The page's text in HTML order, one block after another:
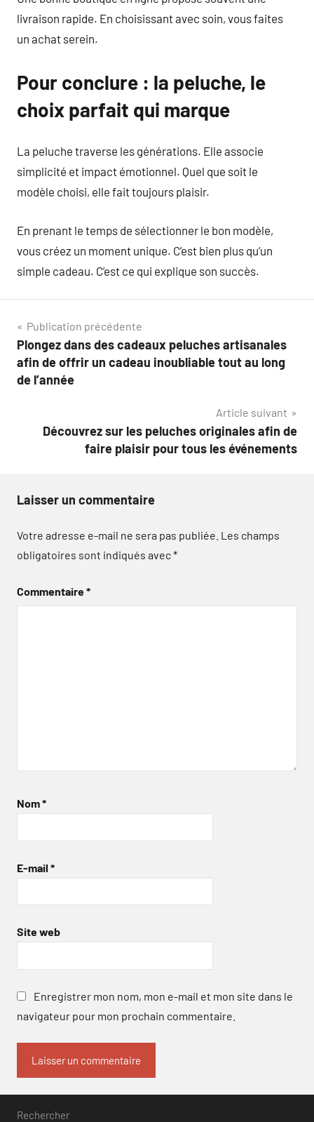
livraison rapide. En choisissant avec soin, vous faites
un achat serein.
Pour conclure : la peluche, le
choix parfait qui marque
La peluche traverse les générations. Elle associe
simplicité et impact émotionnel. Quel que soit le
modèle choisi, elle fait toujours plaisir.
En prenant le temps de sélectionner le bon modèle,
vous créez un moment unique. C’est bien plus qu’un
simple cadeau. C’est ce qui explique son succès.
Navigation
de
l’article
Publication précédente
Plongez dans des cadeaux peluches artisanales
afin de offrir un cadeau inoubliable tout au long
de l’année
Article suivant
Découvrez sur les peluches originales afin de
faire plaisir pour tous les événements
Laisser un commentaire
Votre adresse e-mail ne sera pas publiée. Les champs
obligatoires sont indiqués avec*
Commentaire*
Nom*
E-mail *
Site web
Enregistrer mon nom, mon e-mail et mon site dans le
navigateur pour mon prochain commentaire.
Rechercher